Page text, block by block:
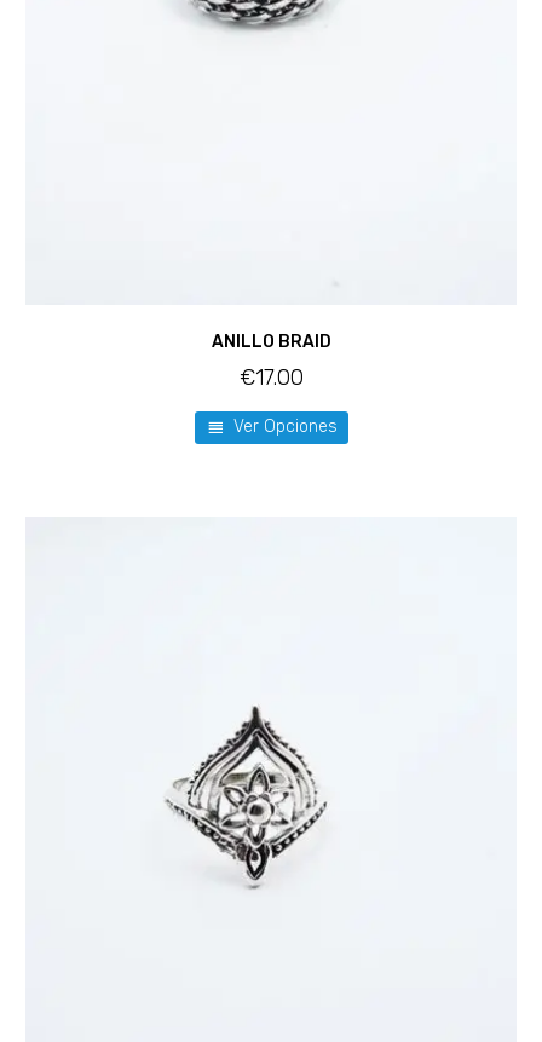
ANILLO BRAID
€17.00
Ver Opciones